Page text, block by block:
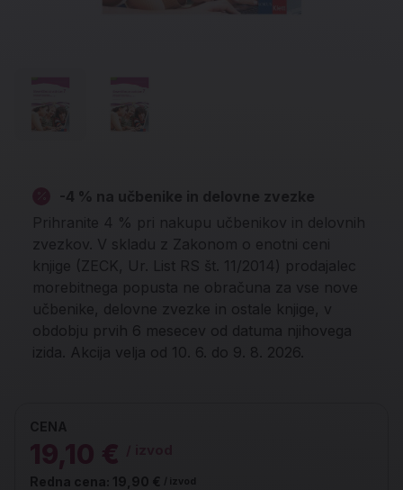
-4 % na učbenike in delovne zvezke
Prihranite 4 % pri nakupu učbenikov in delovnih
zvezkov. V skladu z Zakonom o enotni ceni
knjige (ZECK, Ur. List RS št. 11/2014) prodajalec
morebitnega popusta ne obračuna za vse nove
učbenike, delovne zvezke in ostale knjige, v
obdobju prvih 6 mesecev od datuma njihovega
izida. Akcija velja od 10. 6. do 9. 8. 2026.
CENA
19,10 €
Redna cena: 19,90 € / izvod